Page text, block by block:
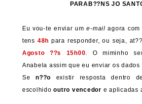
PARAB??NS JO
Eu vou-te enviar ume-mail agora com
tens 48h para responder, ou seja, at??
Agosto ??s 15h00. O miminho
Anabela assim que eu enviar os dados
Se n??o existir resposta dentro
escolhidooutro vencedor e aplicadas